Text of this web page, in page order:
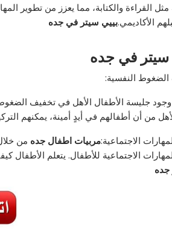
مثل القراءة والكتابة، مما يعزز من تطوير
الأكاديمي.بييي سيتر في جده
سيتر في جده
النفسية:
جليسة الأطفال الأهل في تخفيف الضغوط
من أن أطفالهم في أيدٍ أمينة، يمكنهم
الاجتماعية:مربيات اطفال جده من
الاجتماعية للأطفال. يتعلم
جده